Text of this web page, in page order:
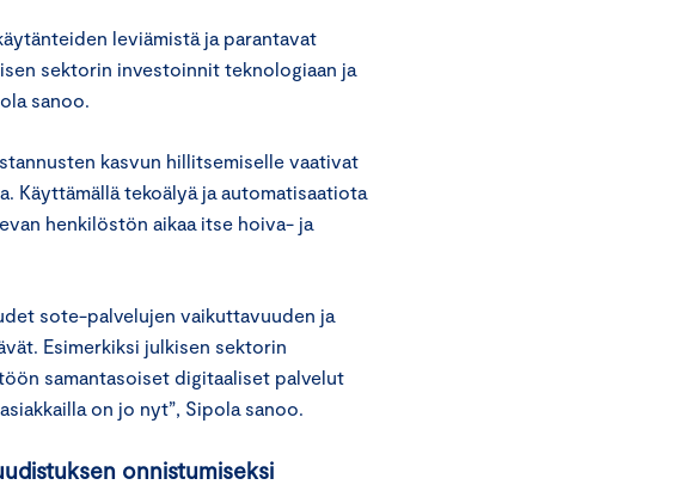
leviämistä ja parantavat
sektorin investoinnit teknologiaan ja
sanoo.
kasvun hillitsemiselle vaativat
Käyttämällä tekoälyä ja automatisaatiota
henkilöstön aikaa itse hoiva- ja
sote-palvelujen vaikuttavuuden ja
Esimerkiksi julkisen sektorin
samantasoiset digitaaliset palvelut
on jo nyt”, Sipola sanoo.
onnistumiseksi